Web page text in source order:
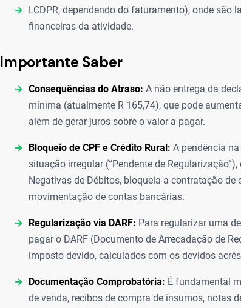
LCDPR, dependendo do faturamento), onde são
financeiras da atividade.
Importante Saber
Consequências do Atraso: A não entrega da
mínima (atualmente R 165,74), que pode
além de gerar juros sobre o valor a pagar.
Bloqueio de CPF e Crédito Rural: A pendência
situação irregular (“Pendente de
Negativas de Débitos, bloqueia a contratação
movimentação de contas bancárias.
Regularização via DARF: Para regularizar uma
pagar o DARF (Documento de Arrecadação de
imposto devido, calculados com os devidos
Documentação Comprobatória: É fundamental
de venda, recibos de compra de insumos, notas